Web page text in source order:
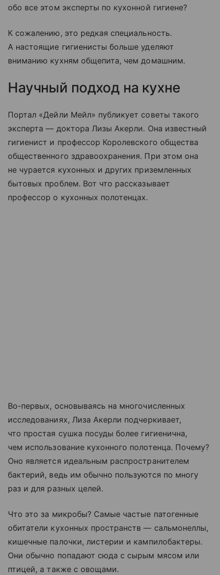
обо все этом эксперты по кухонной гигиене?
К сожалению, это редкая специальность.
А настоящие гигиенисты больше уделяют
вниманию кухням общепита, чем домашним.
Научный подход на кухне
Портал «Дейли Мейл» публикует советы такого
эксперта — доктора Лизы Акерли. Она известный
гигиенист и профессор Королевского общества
общественного здравоохранения. При этом она
не чурается кухонных и других приземленных
бытовых проблем. Вот что рассказывает
профессор о кухонных полотенцах.
Во-первых, основываясь на многочисленных
исследованиях, Лиза Акерли подчеркивает,
что простая сушка посуды более гигиенична,
чем использование кухонного полотенца. Почему?
Оно является идеальным распространителем
бактерий, ведь им обычно пользуются по многу
раз и для разных целей.
Что это за микробы? Самые частые патогенные
обитатели кухонных пространств — сальмонеллы,
кишечные палочки, листерии и кампилобактеры.
Они обычно попадают сюда с сырым мясом или
птицей, а также с овощами.